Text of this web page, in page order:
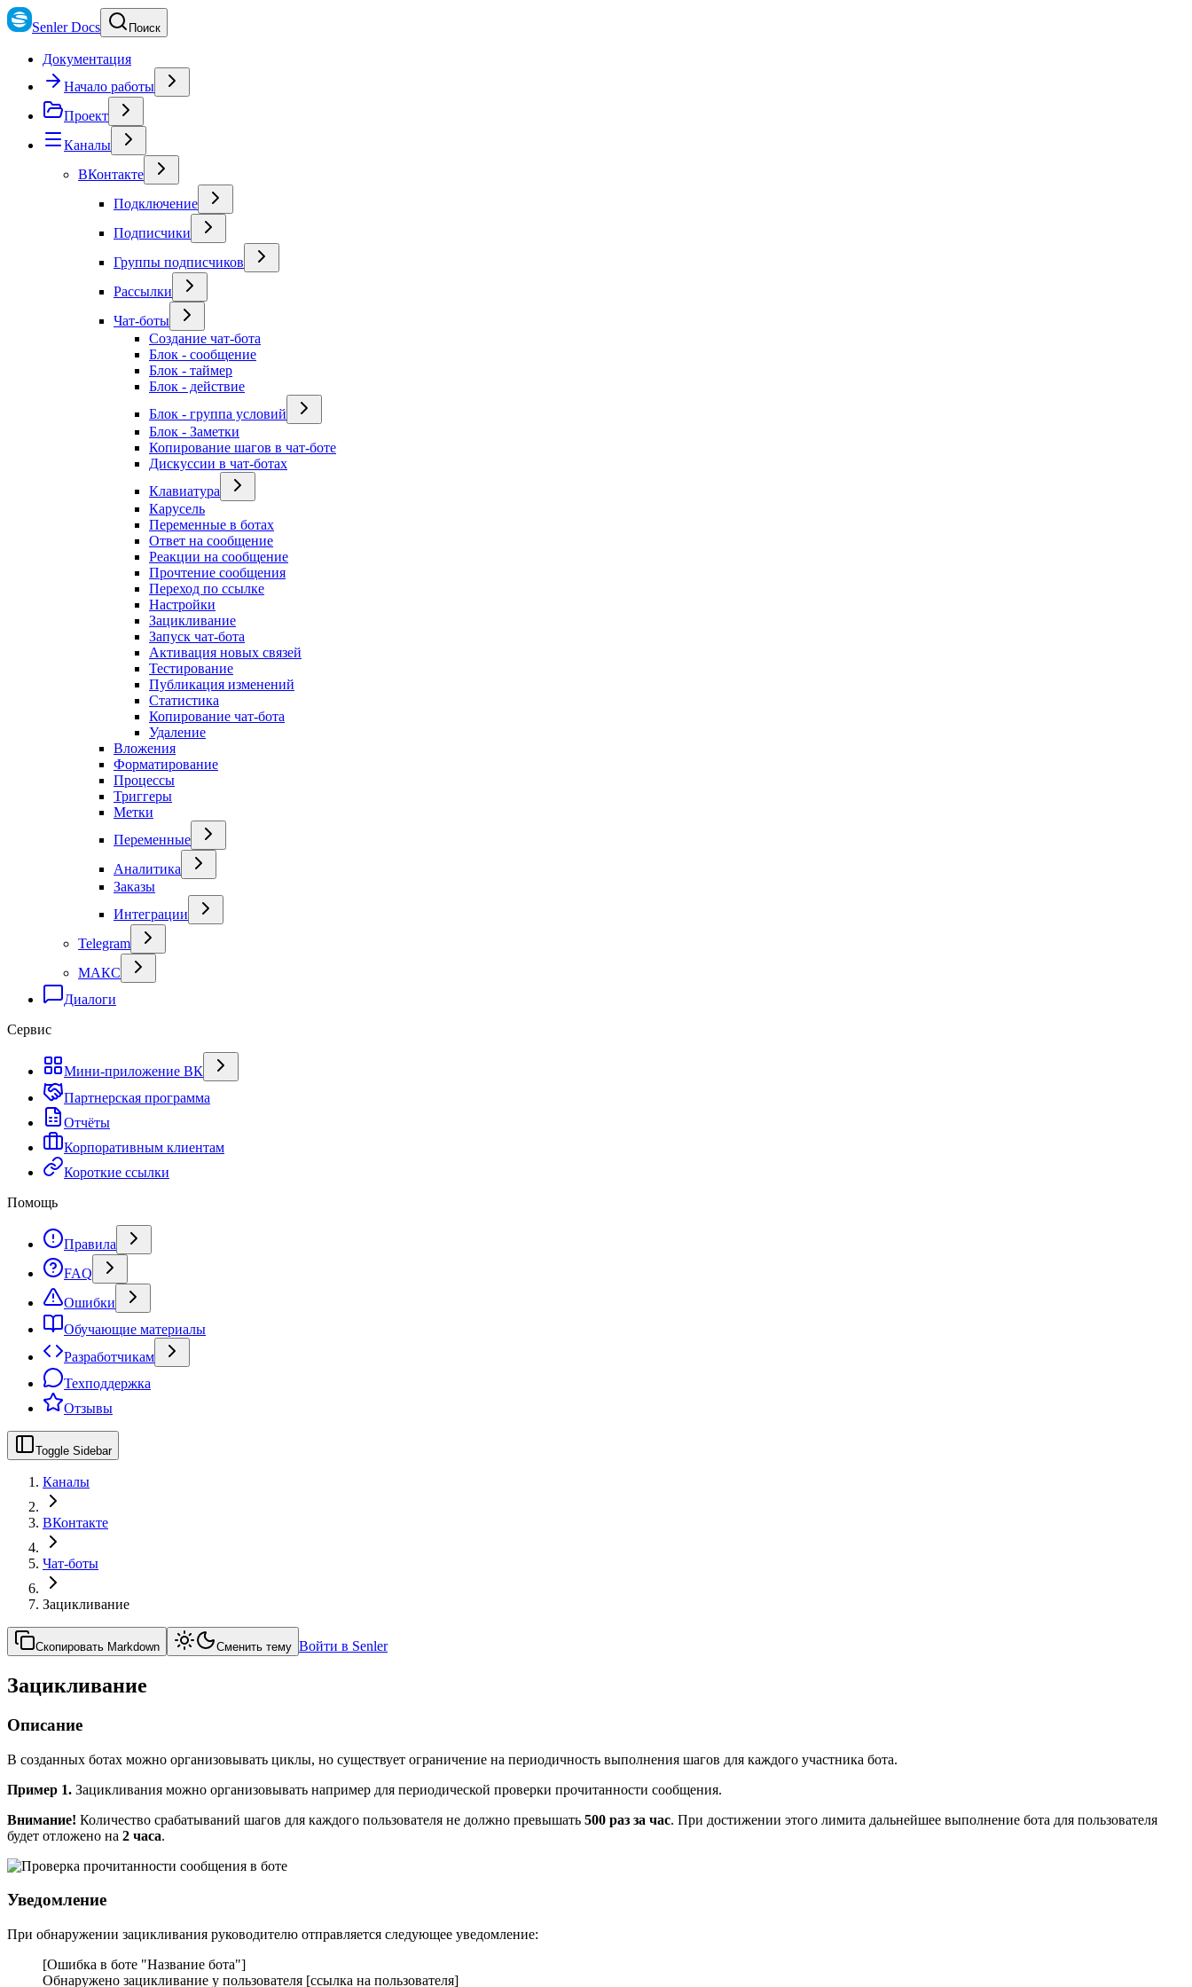
Senler Docs Поиск
Документация
Начало работы
Проект
Каналы
ВКонтакте
Подключение
Подписчики
Группы подписчиков
Рассылки
Чат-боты
Создание чат-бота
Блок - сообщение
Блок - таймер
Блок - действие
Блок - группа условий
Блок - Заметки
Копирование шагов в чат-боте
Дискуссии в чат-ботах
Клавиатура
Карусель
Переменные в ботах
Ответ на сообщение
Реакции на сообщение
Прочтение сообщения
Переход по ссылке
Настройки
Зацикливание
Запуск чат-бота
Активация новых связей
Тестирование
Публикация изменений
Статистика
Копирование чат-бота
Удаление
Вложения
Форматирование
Процессы
Триггеры
Метки
Переменные
Аналитика
Заказы
Интеграции
Telegram
МАКС
Диалоги
Сервис
Мини-приложение ВК
Партнерская программа
Отчёты
Корпоративным клиентам
Короткие ссылки
Помощь
Правила
FAQ
Ошибки
Обучающие материалы
Разработчикам
Техподдержка
Отзывы
Toggle Sidebar
Каналы
ВКонтакте
Чат-боты
Зацикливание
Скопировать Markdown Сменить тему Войти в Senler
Зацикливание
Описание
В созданных ботах можно организовывать циклы, но существует ограничение на периодичность выполнения шагов для каждого участника бота.
Пример 1. Зацикливания можно организовывать например для периодической проверки прочитанности сообщения.
Внимание! Количество срабатываний шагов для каждого пользователя не должно превышать 500 раз за час. При достижении этого лимита дальнейшее выполнение бота для пользователя
будет отложено на 2 часа.
Уведомление
При обнаружении зацикливания руководителю отправляется следующее уведомление:
[Ошибка в боте "Название бота"]
Обнаружено зацикливание у пользователя [ссылка на пользователя]